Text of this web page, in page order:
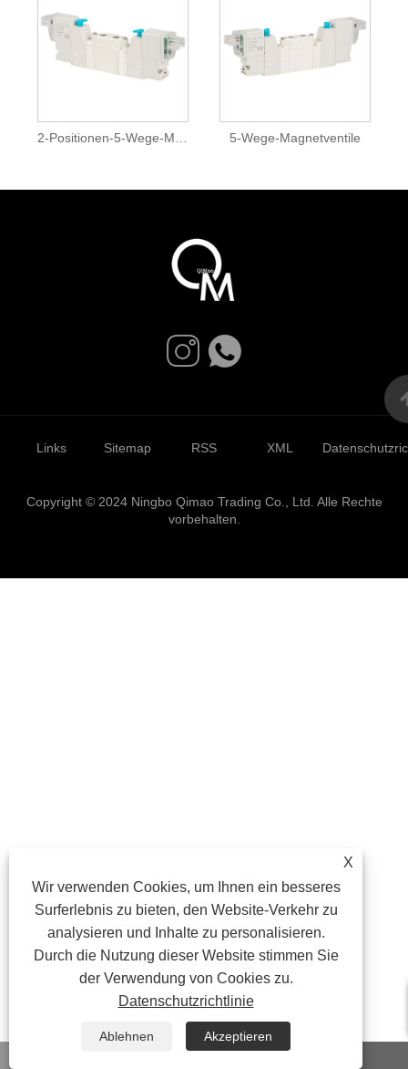
5-Wege-Magnetventile
X
Wir verwenden Cookies, um Ihnen ein besseres
Surferlebnis zu bieten, den Website-Verkehr zu
analysieren und Inhalte zu personalisieren.
Durch die Nutzung dieser Website stimmen Sie
der Verwendung von Cookies zu.
Datenschutzrichtlinie
Ablehnen
Akzeptieren
Links Sitemap RSS XML
Copyright © 2024 Ningbo Qimao Trading Co., Ltd. Alle Rechte
vorbehalten.